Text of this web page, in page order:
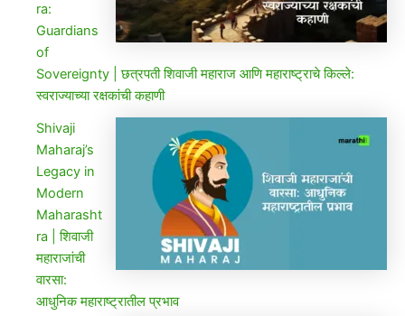
ra:
Guardians
of
Sovereignty | छत्रपती शिवाजी महाराज आणि महाराष्ट्राचे किल्ले:
स्वराज्याच्या रक्षकांची कहाणी
Shivaji
Maharaj’s
Legacy in
Modern
Maharasht
ra | शिवाजी
महाराजांची
वारसा:
आधुनिक महाराष्ट्रातील प्रभाव